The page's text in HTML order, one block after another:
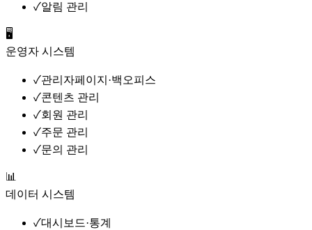
✓알림 관리
🖥️
운영자 시스템
✓관리자페이지·백오피스
✓콘텐츠 관리
✓회원 관리
✓주문 관리
✓문의 관리
📊
데이터 시스템
✓대시보드·통계